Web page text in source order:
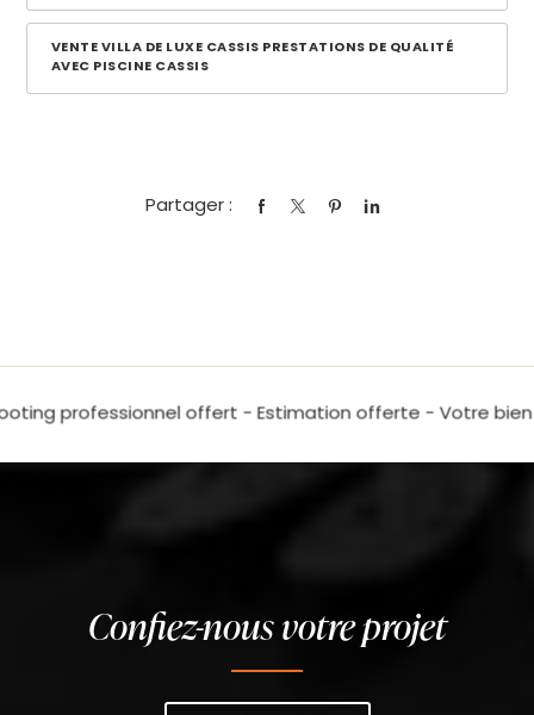
VENTE VILLA DE LUXE CASSIS PRESTATIONS DE QUALITÉ
AVEC PISCINE CASSIS
Partager :
Confiez-nous votre projet